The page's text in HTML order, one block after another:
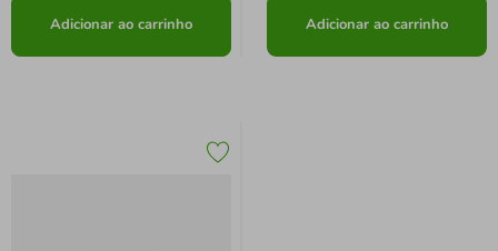
Adicionar ao carrinho Adicionar ao carrinho